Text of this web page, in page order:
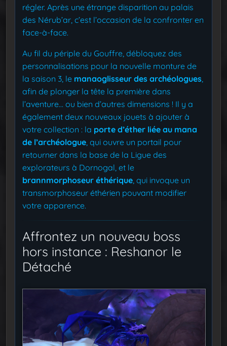
régler. Après une étrange disparition au palais
des Nérub’ar, c’est l’occasion de la confronter en
face-à-face.
Au fil du périple du Gouffre, débloquez des
personnalisations pour la nouvelle monture de
la saison 3, le manaoglisseur des archéologues
afin de plonger la tête la première dans
l’aventure… ou bien d’autres dimensions ! Il y a
également deux nouveaux jouets à ajouter à
votre collection : la porte d’éther liée au mana
de l’archéologue , qui ouvre un portail pour
retourner dans la base de la Ligue des
explorateurs à Dornogal, et le
brannmorphoseur éthérique , qui invoque un
transmorphoseur éthérien pouvant modifier
votre apparence.
Affrontez un nouveau boss
hors instance : Reshanor le
Détaché